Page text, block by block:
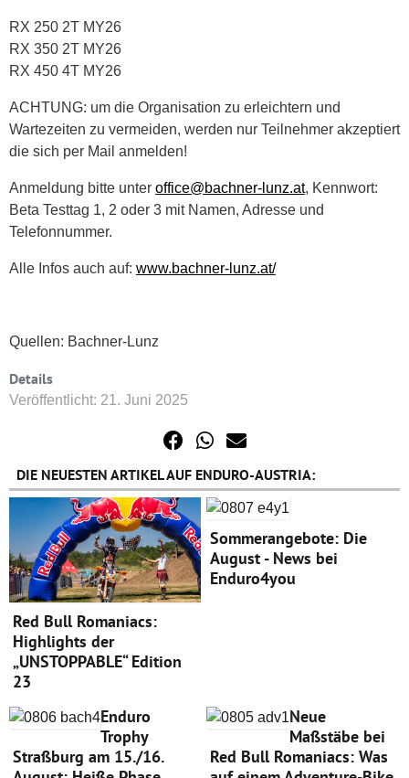
RX 250 2T MY26
RX 350 2T MY26
RX 450 4T MY26
ACHTUNG: um die Organisation zu erleichtern und
Wartezeiten zu vermeiden, werden nur Teilnehmer akzeptiert
die sich per Mail anmelden!
Anmeldung bitte unter office@bachner-lunz.at, Kennwort:
Beta Testtag 1, 2 oder 3 mit Namen, Adresse und
Telefonnummer.
Alle Infos auch auf: www.bachner-lunz.at/
Quellen: Bachner-Lunz
Details
Veröffentlicht: 21. Juni 2025
DIE NEUESTEN ARTIKEL AUF ENDURO-AUSTRIA:
Red Bull Romaniacs:
Highlights der
„UNSTOPPABLE“ Edition
23
Sommerangebote: Die
August - News bei
Enduro4you
Enduro
Trophy
Straßburg am 15./16.
Neue
Maßstäbe bei
Red Bull Romaniacs: Was